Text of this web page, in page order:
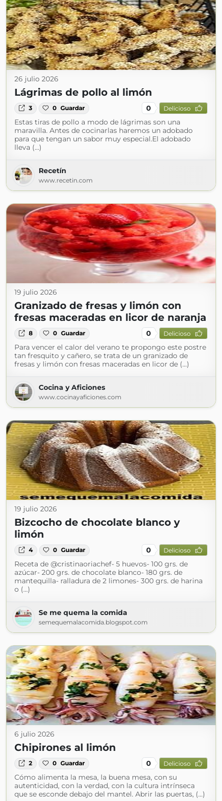
26 julio 2026
Lágrimas de pollo al limón
3 0 Guardar 0 Delicioso
Estas tiras de pollo a modo de lágrimas son una
maravilla. Antes de cocinarlas haremos un adobado
para que tengan un sabor muy especial.El adobado
lleva (...)
Recetín
www.recetin.com
19 julio 2026
Granizado de fresas y limón con
fresas maceradas en licor de naranja
8 0 Guardar 0 Delicioso
Para vencer el calor del verano te propongo este postre
tan fresquito y cañero, se trata de un granizado de
fresas y limón con fresas maceradas en licor de (...)
Cocina y Aficiones
www.cocinayaficiones.com
19 julio 2026
Bizcocho de chocolate blanco y
limón
4 0 Guardar 0 Delicioso
Receta de @cristinaoriachef- 5 huevos- 100 grs. de
azúcar- 200 grs. de chocolate blanco- 180 grs. de
mantequilla- ralladura de 2 limones- 300 grs. de harina
o (...)
Se me quema la comida
semequemalacomida.blogspot.com
6 julio 2026
Chipirones al limón
2 0 Guardar 0 Delicioso
Cómo alimenta la mesa, la buena mesa, con su
autenticidad, con la verdad, con la cultura intrínseca
que se esconde debajo del mantel. Abrir las puertas, (...)